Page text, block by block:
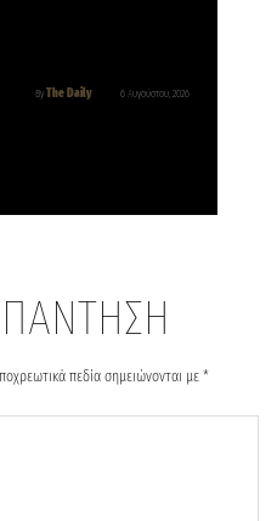
By The Daily 6 Αυγούστου, 2026
πεδία σημειώνονται με *